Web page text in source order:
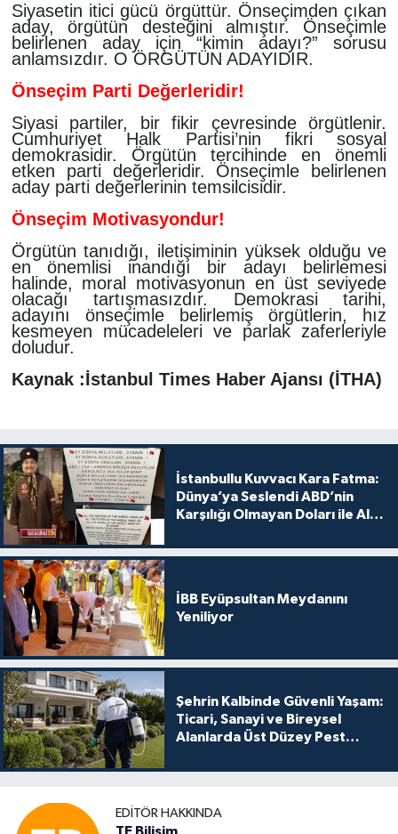
Siyasetin itici gücü örgüttür. Önseçimden çıkan
aday, örgütün desteğini almıştır. Önseçimle
belirlenen aday için “kimin adayı?” sorusu
anlamsızdır. O ÖRGÜTÜN ADAYIDIR.
Önseçim Parti Değerleridir!
Siyasi partiler, bir fikir çevresinde örgütlenir.
Cumhuriyet Halk Partisi’nin fikri sosyal
demokrasidir. Örgütün tercihinde en önemli
etken parti değerleridir. Önseçimle belirlenen
aday parti değerlerinin temsilcisidir.
Önseçim Motivasyondur!
Örgütün tanıdığı, iletişiminin yüksek olduğu ve
en önemlisi inandığı bir adayı belirlemesi
halinde, moral motivasyonun en üst seviyede
olacağı tartışmasızdır. Demokrasi tarihi,
adayını önseçimle belirlemiş örgütlerin, hız
kesmeyen mücadeleleri ve parlak zaferleriyle
doludur.
Kaynak :İstanbul Times Haber Ajansı (İTHA)
İstanbullu Kuvvacı Kara Fatma:
Dünya’ya Seslendi ABD’nin
Karşılığı Olmayan Doları ile Alış
İBB Eyüpsultan Meydanını
Yeniliyor
Şehrin Kalbinde Güvenli Yaşam:
Ticari, Sanayi ve Bireysel
Alanlarda Üst Düzey Pest
EDITÖR HAKKINDA